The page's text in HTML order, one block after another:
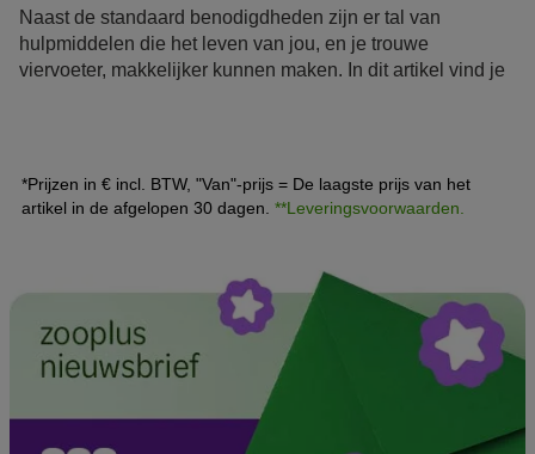
Naast de standaard benodigdheden zijn er tal van
hulpmiddelen die het leven van jou, en je trouwe
viervoeter, makkelijker kunnen maken. In dit artikel vind je
*Prijzen in € incl. BTW, "Van"-prijs = De laagste prijs van het
artikel in de afgelopen 30 dagen. **Leveringsvoorwaarden.